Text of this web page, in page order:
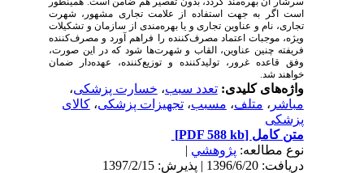
است اگر به جهت استفاده از علامت تجاری مشهور، شهرت
تجاری، نام و عناوین تجاری و یا بهره‌مندی از سازمان و تشکیلات
ویژه، موجبات اعتماد مصرف‌کننده را فراهم آورد و مصرف‌کننده
فریفته چنین عناوین، القاب و شهرت‌ها شود که در این صورت،
وفق قاعده غرور، تولیدکننده و توزیع‌کننده، عهده‌دار ضمان
خواهند شد.
واژه‌های کلیدی:تعدد سبب،خسارت پزشکی،
مباشر، متلف،مسبب،تجهیزات پزشکی،کالای
پزشکی
متن کامل[PDF 588 kb]
نوع مطالعه:پژوهشي|
دریافت: 1396/6/20 | پذیرش: 1397/2/15